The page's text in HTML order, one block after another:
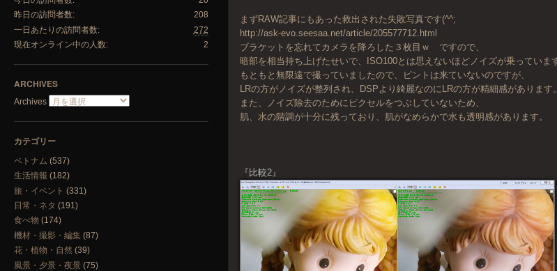
208
昨日の訪問者数:
272
一日あたりの訪問者数:
2
現在オンライン中の人数:
ARCHIVES
Archives
カテゴリー
ベトナム (537)
生活情報 (182)
旅・イベント (331)
日常・ネタ (191)
食べ物 (174)
機材・撮影・編集(87)
花・植物・自然(39)
風景・夕景・夜景 (75)
まずRAW記事にもあった救出された失敗写真です(^^;
http://ask-evo.seesaa.net/article/205577712.html
ブラケットを忘れてカメラを降ろした３枚目ｗ ですので、
暗部を相当持ち上げたせいで、ISO100とは思えないほどノイズが乗っていま
もともと無限遠で撮っていましたので、ピントは来ていないのですが、
LRの方がノイズが整列され、DSPより綺麗なのにLRの方が精細感があります。
また、ノイズ除去のためにピクセルをつぶしていないため、
肌、水の階調が十分に残っており、肌がなめらかで水も透明感があります。
『比較2』